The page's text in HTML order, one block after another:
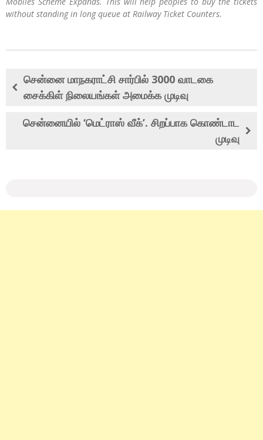
without standing in long queue at Railway Ticket Counters.
சென்னை மாநகராட்சி சார்பில் 3000 வாடகை
சைக்கிள் நிலையங்கள் அமைக்க முடிவு
சென்னையில் ‘மெட்ராஸ் வீக்’. சிறப்பாக கொண்டாட
முடிவு